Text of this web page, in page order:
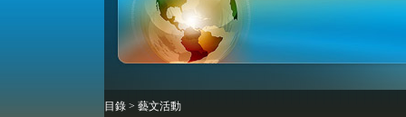
目錄 > 藝文活動